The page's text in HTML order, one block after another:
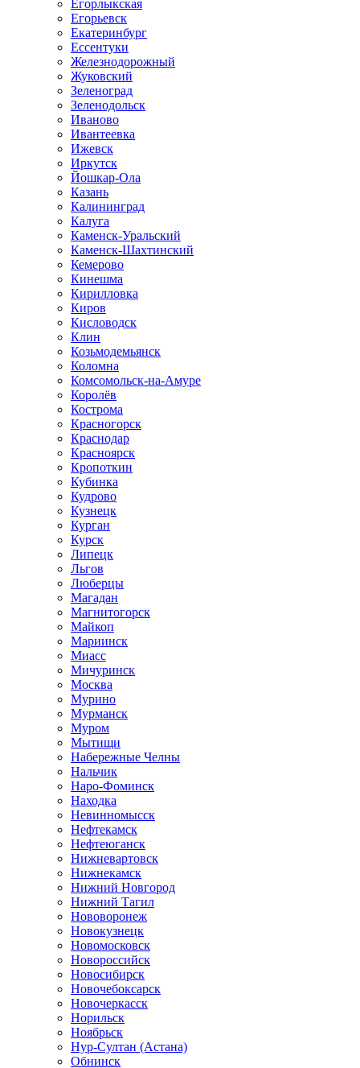
Егорлыкская
Егорьевск
Екатеринбург
Ессентуки
Железнодорожный
Жуковский
Зеленоград
Зеленодольск
Иваново
Ивантеевка
Ижевск
Иркутск
Йошкар-Ола
Казань
Калининград
Калуга
Каменск-Уральский
Каменск-Шахтинский
Кемерово
Кинешма
Кирилловка
Киров
Кисловодск
Клин
Козьмодемьянск
Коломна
Комсомольск-на-Амуре
Королёв
Кострома
Красногорск
Краснодар
Красноярск
Кропоткин
Кубинка
Кудрово
Кузнецк
Курган
Курск
Липецк
Льгов
Люберцы
Магадан
Магнитогорск
Майкоп
Мариинск
Миасс
Мичуринск
Москва
Мурино
Мурманск
Муром
Мытищи
Набережные Челны
Нальчик
Наро-Фоминск
Находка
Невинномысск
Нефтекамск
Нефтеюганск
Нижневартовск
Нижнекамск
Нижний Новгород
Нижний Тагил
Нововоронеж
Новокузнецк
Новомосковск
Новороссийск
Новосибирск
Новочебоксарск
Новочеркасск
Норильск
Ноябрьск
Нур-Султан (Астана)
Обнинск